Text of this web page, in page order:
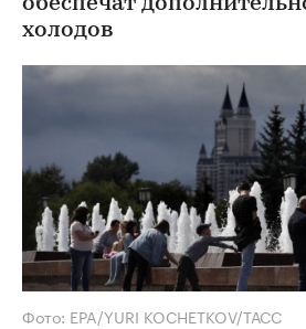
обеспечат
холодов
Фото: EPA/YURI KOCHETKOV/ТАСС